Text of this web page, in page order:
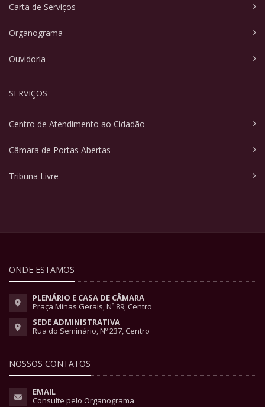
Carta de Serviços
Organograma
Ouvidoria
SERVIÇOS
Centro de Atendimento ao Cidadão
Câmara de Portas Abertas
Tribuna Livre
ONDE ESTAMOS
PLENÁRIO E CASA DE CÂMARA
Praça Minas Gerais, Nº 89, Centro
SEDE ADMINISTRATIVA
Rua do Seminário, Nº 237, Centro
NOSSOS CONTATOS
EMAIL
Consulte pelo Organograma